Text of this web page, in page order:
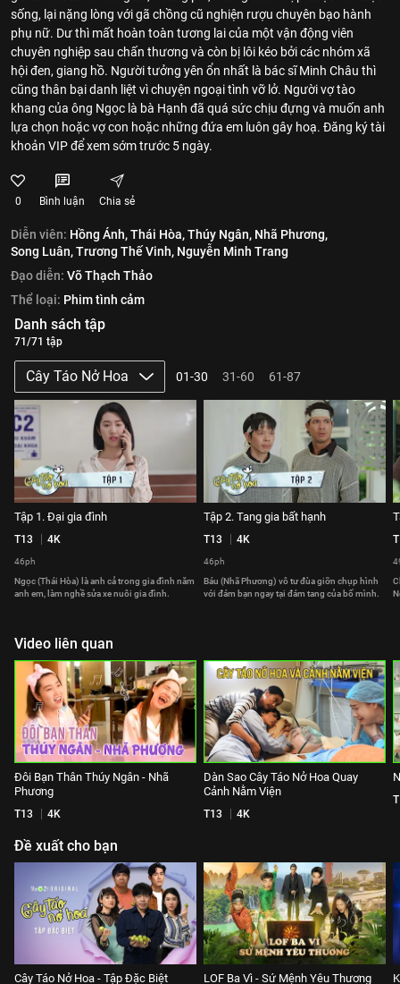
sống, lại nặng lòng với gã chồng cũ nghiện rượu chuyên bạo hành
phụ nữ. Dư thì mất hoàn toàn tương lai của một vận động viên
chuyên nghiệp sau chấn thương và còn bị lôi kéo bởi các nhóm xã
hội đen, giang hồ. Người tưởng yên ổn nhất là bác sĩ Minh Châu thì
cũng thân bại danh liệt vì chuyện ngoại tình vỡ lở. Người vợ tào
khang của ông Ngọc là bà Hạnh đã quá sức chịu đựng và muốn anh
lựa chọn hoặc vợ con hoặc những đứa em luôn gây hoạ. Đăng ký tài
khoản VIP để xem sớm trước 5 ngày.
0 Bình luận Chia sẻ
Diễn viên: Hồng Ánh,Thái Hòa,Thúy Ngân, Nhã Phương,
Song Luân,Trương Thế Vinh, Nguyễn Minh Trang
Đạo diễn: Võ Thạch Thảo
Thể loại: Phim tình cảm
Danh sách tập
71/71 tập
Cây Táo Nở Hoa 01-30 31-60 61-87
Tập 1. Đại gia đình
T13 4K
46ph
Ngọc (Thái Hòa) là anh cả trong gia đình năm
anh em, làm nghề sửa xe nuôi gia đình.
Tập 2. Tang gia bất hạnh
T13 4K
46ph
Báu (Nhã Phương) vô tư đùa giỡn chụp hình
với đám bạn ngay tại đám tang của bố mình.
Video liên quan
Đôi Bạn Thân Thúy Ngân - Nhã
Phương
T13 4K
Dàn Sao Cây Táo Nở Hoa Quay
Cảnh Nằm Viện
T13 4K
Đề xuất cho bạn
Cây Táo Nở Hoa - Tập Đặc Biệt LOF Ba Vì - Sứ Mệnh Yêu Thương